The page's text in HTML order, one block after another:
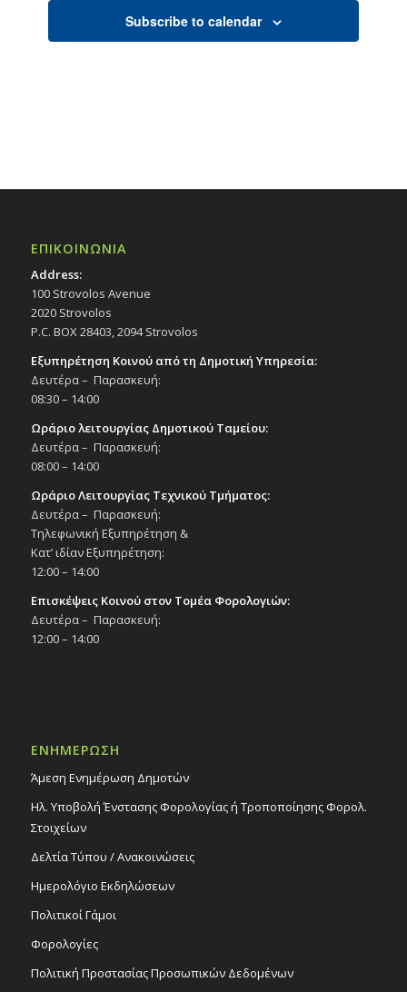
Subscribe to calendar
ΕΠΙΚΟΙΝΩΝΙΑ
Address:
100 Strovolos Avenue
2020 Strovolos
P.C. BOX 28403, 2094 Strovolos
Εξυπηρέτηση Κοινού από τη Δημοτική Υπηρεσία:
Δευτέρα – Παρασκευή:
08:30 – 14:00
Ωράριο λειτουργίας Δημοτικού Ταμείου:
Δευτέρα – Παρασκευή:
08:00 – 14:00
Ωράριο Λειτουργίας Τεχνικού Τμήματος:
Δευτέρα – Παρασκευή:
Τηλεφωνική Εξυπηρέτηση &
Κατ’ ιδίαν Εξυπηρέτηση:
12:00 – 14:00
Επισκέψεις Κοινού στον Τομέα Φορολογιών:
Δευτέρα – Παρασκευή:
12:00 – 14:00
ΕΝΗΜΕΡΩΣΗ
Άμεση Ενημέρωση Δημοτών
Ηλ. Υποβολή Ένστασης Φορολογίας ή Τροποποίησης Φορολ.
Στοιχείων
Δελτία Τύπου / Ανακοινώσεις
Ημερολόγιο Εκδηλώσεων
Πολιτικοί Γάμοι
Φορολογίες
Πολιτική Προστασίας Προσωπικών Δεδομένων